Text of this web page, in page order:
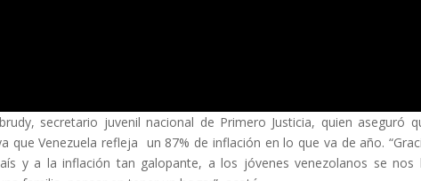
secretario juvenil nacional de Primero Justicia, quien aseguró
que Venezuela refleja un 87% de inflación en lo que va de año.
y a la inflación tan galopante, a los jóvenes venezolanos se nos